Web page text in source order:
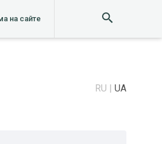
на сайте
RU UA